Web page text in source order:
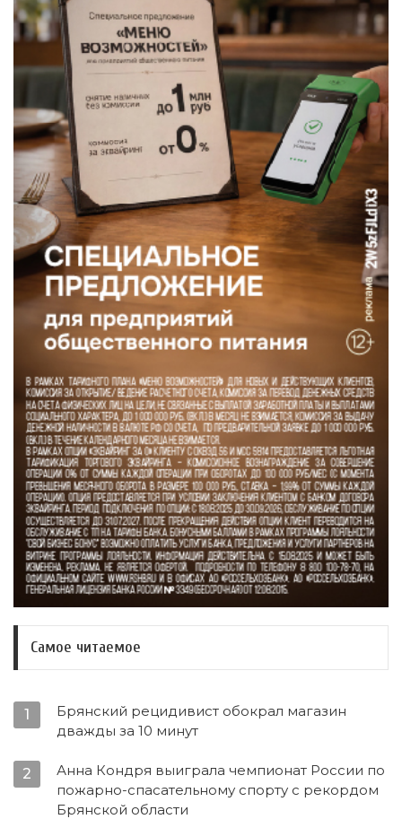
Самое читаемое
1
Брянский рецидивист обокрал магазин
дважды за 10 минут
2
Анна Кондря выиграла чемпионат России по
пожарно-спасательному спорту с рекордом
Брянской области